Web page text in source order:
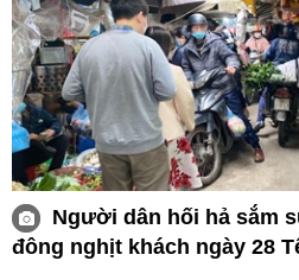
Người dân hối hả sắm
đông nghịt khách ngày 28